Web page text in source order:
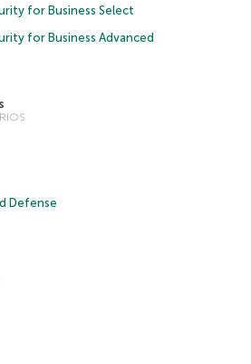
for Business Select
for Business Advanced
Defense